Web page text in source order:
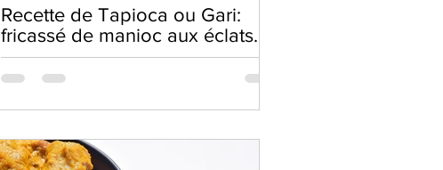
Recette de Tapioca ou Gari:
fricassé de manioc aux éclats
de cacahuètes